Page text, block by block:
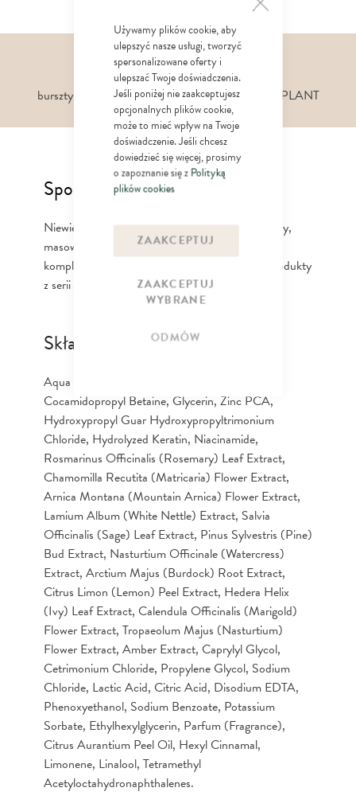
Używamy plików cookie, aby
ulepszyć nasze usługi, tworzyć
spersonalizowane oferty i
ulepszać Twoje doświadczenia.
Jeśli poniżej nie zaakceptujesz
opcjonalnych plików cookie,
może to mieć wpływ na Twoje
doświadczenie. Jeśli chcesz
dowiedzieć się więcej, prosimy
o zapoznanie się zPolityką
plików cookies
ZAAKCEPTUJ
ZAAKCEPTUJ
WYBRANE
ODMÓW
Składniki aktywne
bursztyn, cynk PCA, niacynamid, kompleks BIO PLANT
Sposób użycia
Niewielką ilość szamponu nanieść na mokre włosy,
masować do uzyskania piany, spłukać. Dla
kompleksowej pielęgnacji stosować pozostałe produkty
z serii Jantar Medica.
Składniki / Ingredients
Aqua (Water), Ammonium Lauryl Sulfate,
Cocamidopropyl Betaine, Glycerin, Zinc PCA,
Hydroxypropyl Guar Hydroxypropyltrimonium
Chloride, Hydrolyzed Keratin, Niacinamide,
Rosmarinus Officinalis (Rosemary) Leaf Extract,
Chamomilla Recutita (Matricaria) Flower Extract,
Arnica Montana (Mountain Arnica) Flower Extract,
Lamium Album (White Nettle) Extract, Salvia
Officinalis (Sage) Leaf Extract, Pinus Sylvestris (Pine)
Bud Extract, Nasturtium Officinale (Watercress)
Extract, Arctium Majus (Burdock) Root Extract,
Citrus Limon (Lemon) Peel Extract, Hedera Helix
(Ivy) Leaf Extract, Calendula Officinalis (Marigold)
Flower Extract, Tropaeolum Majus (Nasturtium)
Flower Extract, Amber Extract, Caprylyl Glycol,
Cetrimonium Chloride, Propylene Glycol, Sodium
Chloride, Lactic Acid, Citric Acid, Disodium EDTA,
Phenoxyethanol, Sodium Benzoate, Potassium
Sorbate, Ethylhexylglycerin, Parfum (Fragrance),
Citrus Aurantium Peel Oil, Hexyl Cinnamal,
Limonene, Linalool, Tetramethyl
Acetyloctahydronaphthalenes.